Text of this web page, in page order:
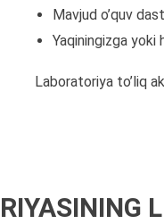
Mavjud o’quv
Yaqiningizga yoki
Laboratoriya to’liq